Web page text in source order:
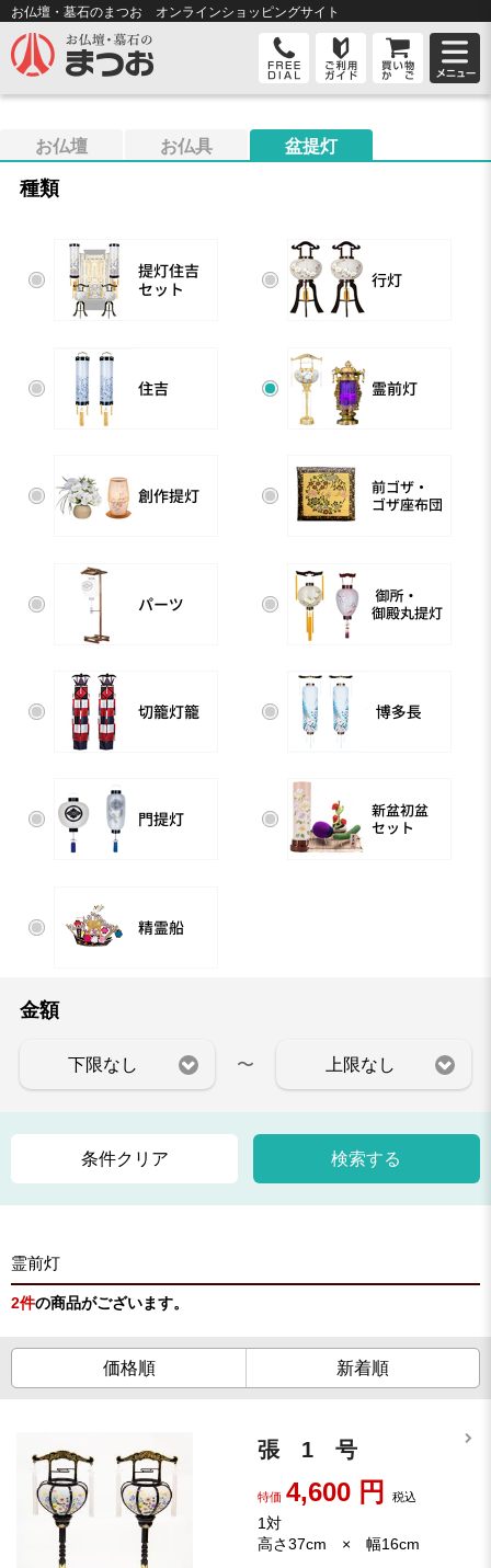
お仏壇・墓石のまつお オンラインショッピングサイト
お仏壇 お仏具 盆提灯
種類
金額
下限なし 〜 上限なし
条件クリア 検索する
霊前灯
2件の商品がございます。
価格順 新着順
張 1 号
特価 4,600 円税込
1対
高さ37cm × 幅16cm